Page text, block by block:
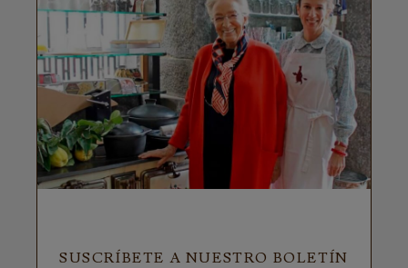
SUSCRÍBETE A NUESTRO BOLETÍN